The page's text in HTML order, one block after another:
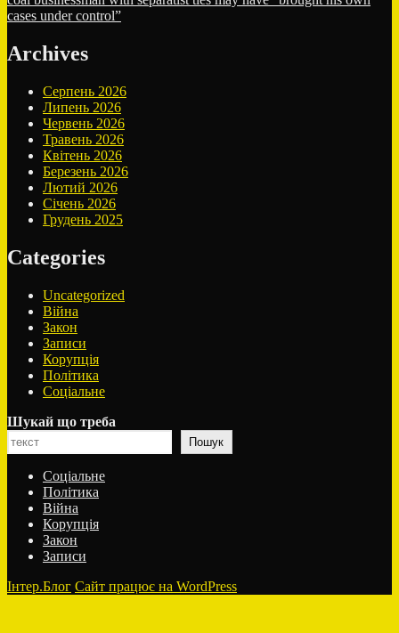
cases under control”
Archives
Серпень 2026
Липень 2026
Червень 2026
Травень 2026
Квітень 2026
Березень 2026
Лютий 2026
Січень 2026
Грудень 2025
Categories
Uncategorized
Війна
Закон
Записи
Корупція
Політика
Соціальне
Шукай що треба
Пошук
Соціальне
Політика
Війна
Корупція
Закон
Записи
Інтер.Блог Сайт працює на WordPress